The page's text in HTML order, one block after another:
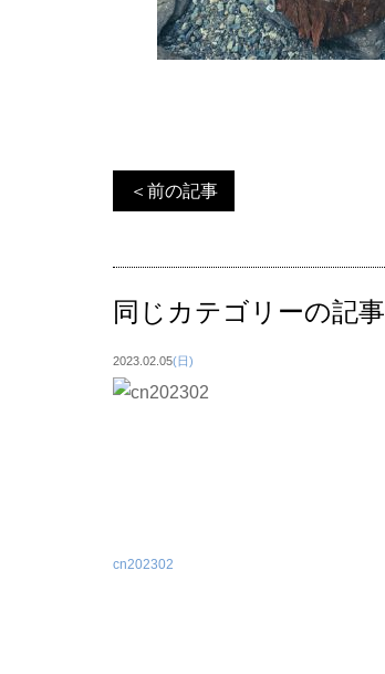
＜前の記事
同じカテゴリーの記事
2023.02.05(日)
cn202302